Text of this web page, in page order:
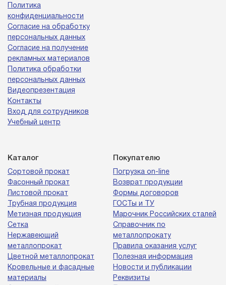
Политика
конфиденциальности
Согласие на обработку
персональных данных
Согласие на получение
рекламных материалов
Политика обработки
персональных данных
Видеопрезентация
Контакты
Вход для сотрудников
Учебный центр
Каталог
Сортовой прокат
Фасонный прокат
Листовой прокат
Трубная продукция
Метизная продукция
Сетка
Нержавеющий
металлопрокат
Цветной металлопрокат
Кровельные и фасадные
материалы
Покупателю
Погрузка on-line
Возврат продукции
Формы договоров
ГОСТы и ТУ
Марочник Российских сталей
Справочник по
металлопрокату
Правила оказания услуг
Полезная информация
Новости и публикации
Реквизиты